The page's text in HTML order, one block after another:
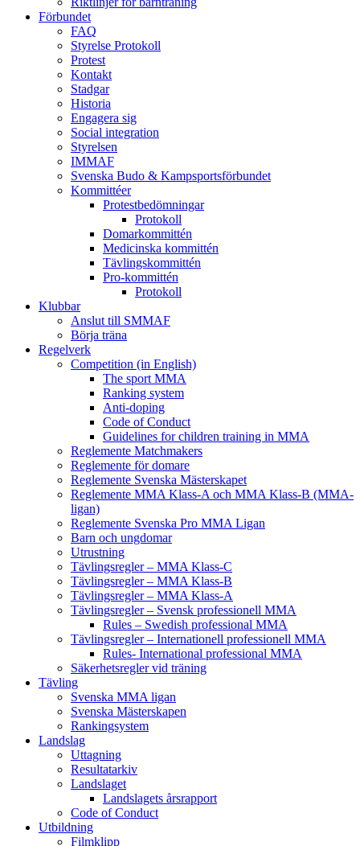
Förbundet
FAQ
Styrelse Protokoll
Protest
Kontakt
Stadgar
Historia
Engagera sig
Social integration
Styrelsen
IMMAF
Svenska Budo & Kampsportsförbundet
Kommittéer
Protestbedömningar
Protokoll
Domarkommittén
Medicinska kommittén
Tävlingskommittén
Pro-kommittén
Protokoll
Klubbar
Anslut till SMMAF
Börja träna
Regelverk
Competition (in English)
The sport MMA
Ranking system
Anti-doping
Code of Conduct
Guidelines for children training in MMA
Reglemente Matchmakers
Reglemente för domare
Reglemente Svenska Mästerskapet
Reglemente MMA Klass-A och MMA Klass-B (MMA-
ligan)
Reglemente Svenska Pro MMA Ligan
Barn och ungdomar
Utrustning
Tävlingsregler – MMA Klass-C
Tävlingsregler – MMA Klass-B
Tävlingsregler – MMA Klass-A
Tävlingsregler – Svensk professionell MMA
Rules – Swedish professional MMA
Tävlingsregler – Internationell professionell MMA
Rules- International professional MMA
Säkerhetsregler vid träning
Tävling
Svenska MMA ligan
Svenska Mästerskapen
Rankingsystem
Landslag
Uttagning
Resultatarkiv
Landslaget
Landslagets årsrapport
Code of Conduct
Utbildning
Filmklipp